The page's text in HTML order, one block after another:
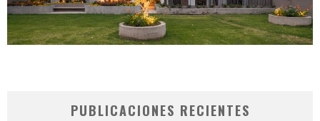
PUBLICACIONES RECIENTES